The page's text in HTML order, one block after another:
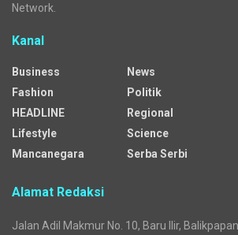
Network.
Kanal
Business
Fashion
HEADLINE
Lifestyle
Mancanegara
News
Politik
Regional
Science
Serba Serbi
Alamat Redaksi
Jalan Adil Makmur No. 10, Baru Ilir,